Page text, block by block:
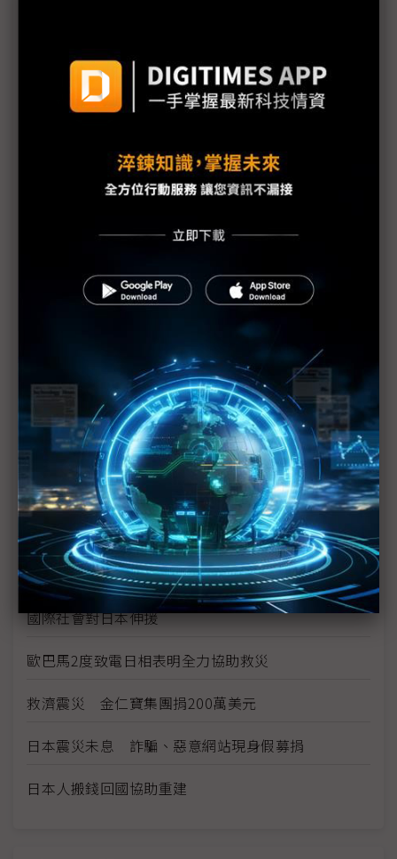
菅直人領導力毀譽參半 重建威信趁現在
枝野幸男一震成名 角逐下屆首相呼聲高？
從阪神到東北 國災考驗日政府領導力
強震見真章 日本官民表現兩極
日本天災震撼 人民拋開定性思維
震災讓日本超越物質主義
震災能否成日本青年走出疏離契機？
日本人何以能夠臨危不亂？
菅直人就核電廠危機 謀求民主黨歷任代表配合
強震震出隱憂 日本需要明確領導
宮城強震刺激 震醒日本失落十年
日本天皇電視演說 為國祈禱籲民團結
複合型災難危機 考驗菅直人領導能力
國際社會對日本伸援
歐巴馬2度致電日相表明全力協助救災
救濟震災 金仁寶集團捐200萬美元
日本震災未息 詐騙、惡意網站現身假募捐
日本人搬錢回國協助重建